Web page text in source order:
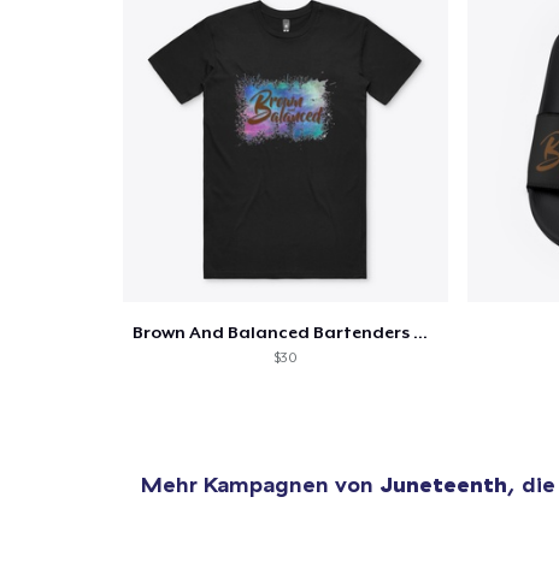
Brown And Balanced Bartenders Weekend
$30
Mehr Kampagnen von Juneteenth,